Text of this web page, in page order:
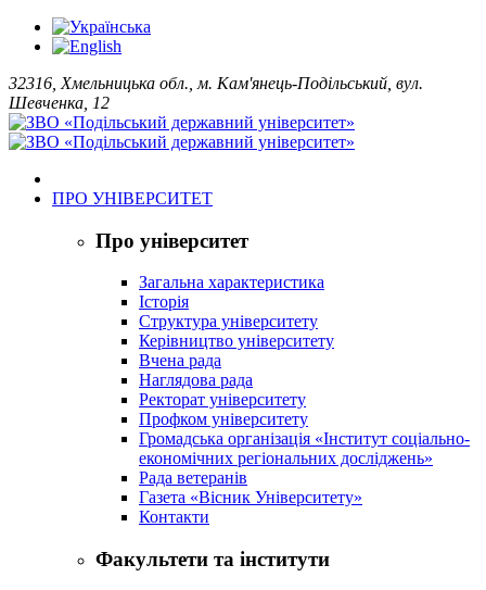
32316, Хмельницька обл., м. Кам'янець-Подільський, вул.
Шевченка, 12
ПРО УНІВЕРСИТЕТ
Про університет
Загальна характеристика
Історія
Структура університету
Керівництво університету
Вчена рада
Наглядова рада
Ректорат університету
Профком університету
Громадська організація «Інститут соціально-
економічних регіональних досліджень»
Рада ветеранів
Газета «Вісник Університету»
Контакти
Факультети та інститути